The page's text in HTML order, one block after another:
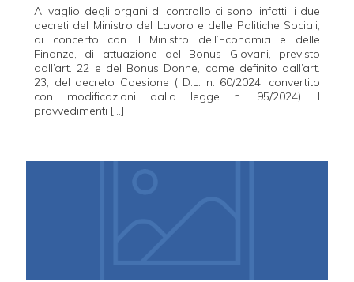
Al vaglio degli organi di controllo ci sono, infatti, i due
decreti del Ministro del Lavoro e delle Politiche Sociali,
di concerto con il Ministro dell’Economia e delle
Finanze, di attuazione del Bonus Giovani, previsto
dall’art. 22 e del Bonus Donne, come definito dall’art.
23, del decreto Coesione ( D.L. n. 60/2024, convertito
con modificazioni dalla legge n. 95/2024). I
provvedimenti […]